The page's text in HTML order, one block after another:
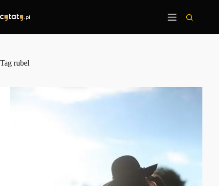
treści
Tag rubel